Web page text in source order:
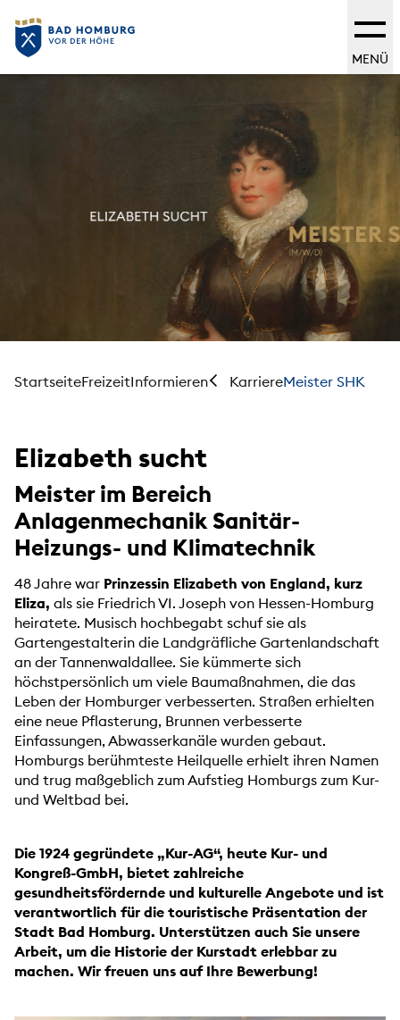
MENÜ
StartseiteFreizeitInformieren KarriereMeister SHK
Elizabeth sucht
Meister im Bereich
Anlagenmechanik Sanitär-
Heizungs- und Klimatechnik
48 Jahre war Prinzessin Elizabeth von England, kurz
Eliza, als sie Friedrich VI. Joseph von Hessen-Homburg
heiratete. Musisch hochbegabt schuf sie als
Gartengestalterin die Landgräfliche Gartenlandschaft
an der Tannenwaldallee. Sie kümmerte sich
höchstpersönlich um viele Baumaßnahmen, die das
Leben der Homburger verbesserten. Straßen erhielten
eine neue Pflasterung, Brunnen verbesserte
Einfassungen, Abwasserkanäle wurden gebaut.
Homburgs berühmteste Heilquelle erhielt ihren Namen
und trug maßgeblich zum Aufstieg Homburgs zum Kur-
und Weltbad bei.
Die 1924 gegründete „Kur-AG“, heute Kur- und
Kongreß-GmbH, bietet zahlreiche
gesundheitsfördernde und kulturelle Angebote und ist
verantwortlich für die touristische Präsentation der
Stadt Bad Homburg. Unterstützen auch Sie unsere
Arbeit, um die Historie der Kurstadt erlebbar zu
machen. Wir freuen uns auf Ihre Bewerbung!